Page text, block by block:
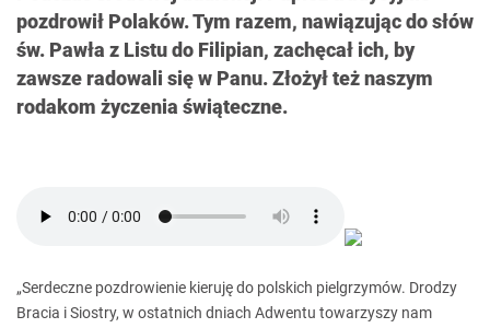
pozdrowił Polaków. Tym razem, nawiązując do słów
św. Pawła z Listu do Filipian, zachęcał ich, by
zawsze radowali się w Panu. Złożył też naszym
rodakom życzenia świąteczne.
„Serdeczne pozdrowienie kieruję do polskich pielgrzymów. Drodzy
Bracia i Siostry, w ostatnich dniach Adwentu towarzyszy nam